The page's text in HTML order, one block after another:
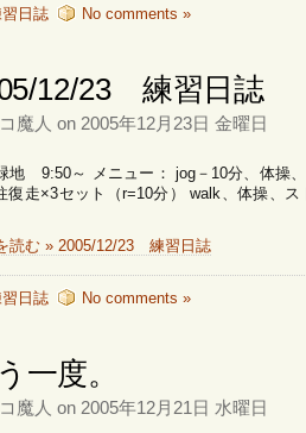
日誌 No comments »
12/23 練習日誌
魔人 on 2005年12月23日 金曜日
地 9:50～ メニュー： jog－10分、体操
復走×3セット（r=10分） walk、体操、
読む » 2005/12/23 練習日誌
日誌 No comments »
一度。
魔人 on 2005年12月21日 水曜日